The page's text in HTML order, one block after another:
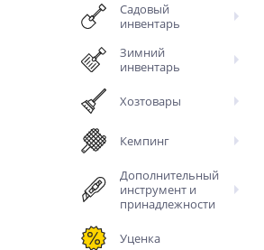
Садовый
инвентарь
Зимний
инвентарь
Хозтовары
Кемпинг
Дополнительный
инструмент и
принадлежности
Уценка